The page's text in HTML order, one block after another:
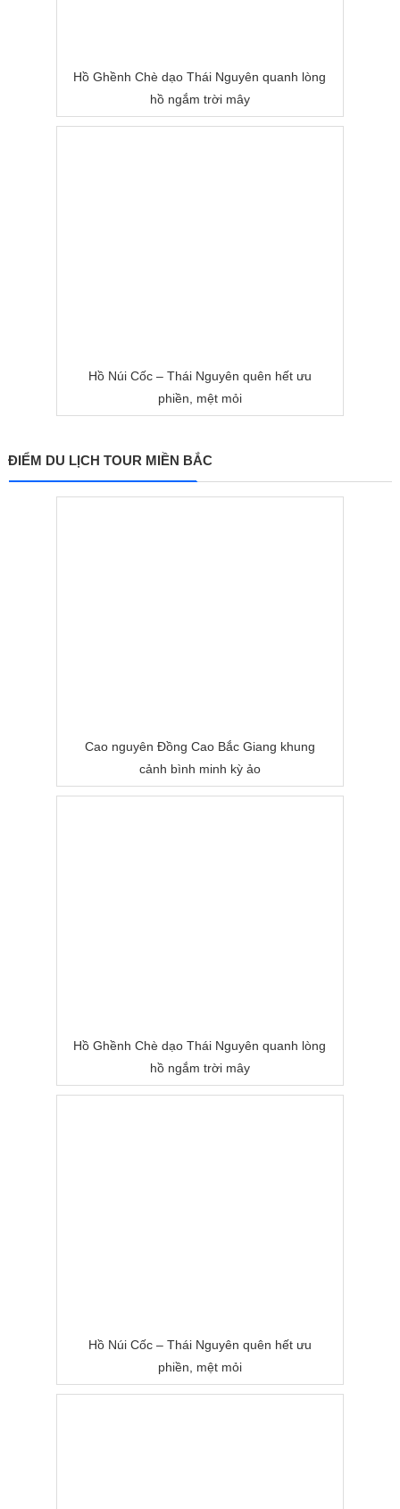
Hồ Ghềnh Chè dạo Thái Nguyên quanh lòng
hồ ngắm trời mây
Hồ Núi Cốc – Thái Nguyên quên hết ưu
phiền, mệt mỏi
ĐIỂM DU LỊCH TOUR MIỀN BẮC
Cao nguyên Đồng Cao Bắc Giang khung
cảnh bình minh kỳ ảo
Hồ Ghềnh Chè dạo Thái Nguyên quanh lòng
hồ ngắm trời mây
Hồ Núi Cốc – Thái Nguyên quên hết ưu
phiền, mệt mỏi